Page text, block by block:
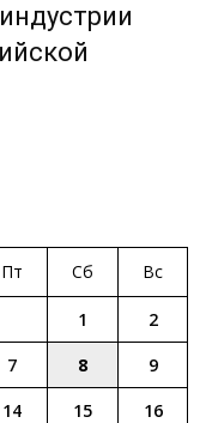
Пт Сб Вс
1
2
7 8
9
14 15
16